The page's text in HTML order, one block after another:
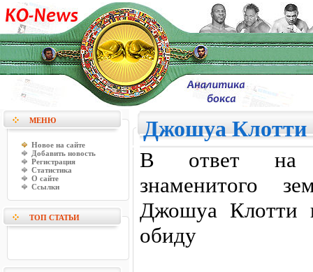
МЕНЮ
Новое на сайте
Добавить новость
Регистрация
Статистика
О сайте
Ссылки
ТОП СТАТЬИ
Джошуа Клотти
В ответ на
знаменитого
Джошуа Клотти
обиду